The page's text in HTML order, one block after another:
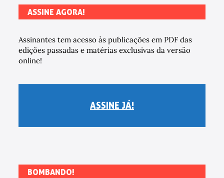
ASSINE AGORA!
Assinantes tem acesso às publicações em PDF das
edições passadas e matérias exclusivas da versão
online!
ASSINE JÁ!
BOMBANDO!